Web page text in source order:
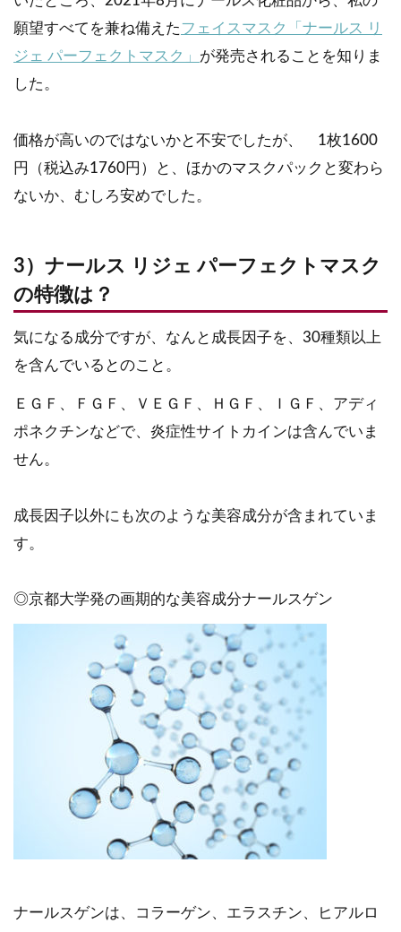
願望すべてを兼ね備えたフェイスマスク「ナールス リ
ジェ パーフェクトマスク」 が発売されることを知りま
した。
価格が高いのではないかと不安でしたが、 1枚1600
円（税込み1760円）と、ほかのマスクパックと変わら
ないか、むしろ安めでした。
3）ナールス リジェ パーフェクトマスク
の特徴は？
気になる成分ですが、なんと成長因子を、30種類以上
を含んでいるとのこと。
ＥＧＦ、ＦＧＦ、ＶＥＧＦ、ＨＧＦ、ＩＧＦ、アディ
ポネクチンなどで、炎症性サイトカインは含んでいま
せん。
成長因子以外にも次のような美容成分が含まれていま
す。
◎京都大学発の画期的な美容成分ナールスゲン
ナールスゲンは、コラーゲン、エラスチン、ヒアルロ